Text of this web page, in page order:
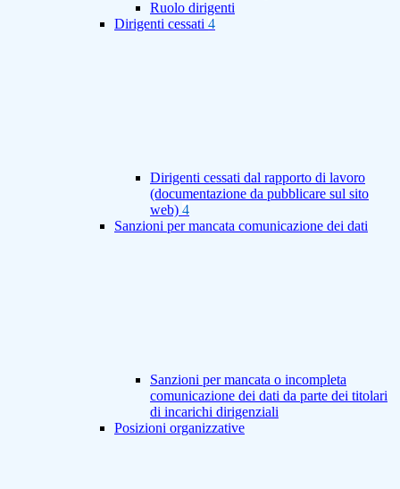
Ruolo dirigenti
Dirigenti cessati 4
Dirigenti cessati dal rapporto di lavoro
(documentazione da pubblicare sul sito
web) 4
Sanzioni per mancata comunicazione dei dati
Sanzioni per mancata o incompleta
comunicazione dei dati da parte dei titolari
di incarichi dirigenziali
Posizioni organizzative